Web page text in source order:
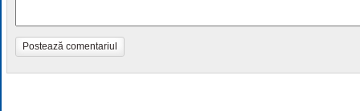
Postează comentariul